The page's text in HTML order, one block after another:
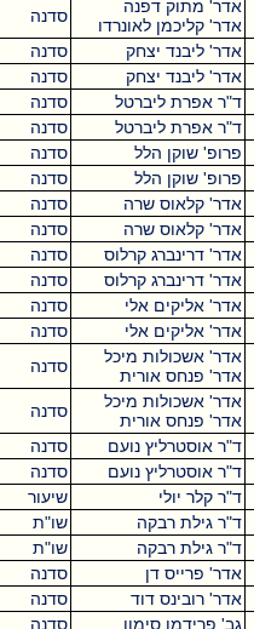
דפנה
לאונרדו
סדנה ד
יצחק
סדנה א
יצחק
סדנה ד
ליברטל
סדנה א
ליברטל
סדנה ד
הלל
א
הלל
ד
שרה
סדנה א
שרה
סדנה ד
קרלוס
סדנה א
קרלוס
סדנה ד
אלי
סדנה א
אלי
סדנה ד
מיכל
אורית
סדנה א
מיכל
אורית
סדנה ד
נועם
סדנה א
נועם
סדנה ד
ג
רבקה
רבקה
דן
ה
דוד
סדנה ה
סימון
סדנה ה